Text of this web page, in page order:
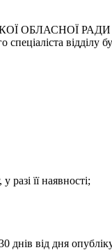
ОБЛАСНОЇ РАДИ
відділу
її наявності;
днів від дня